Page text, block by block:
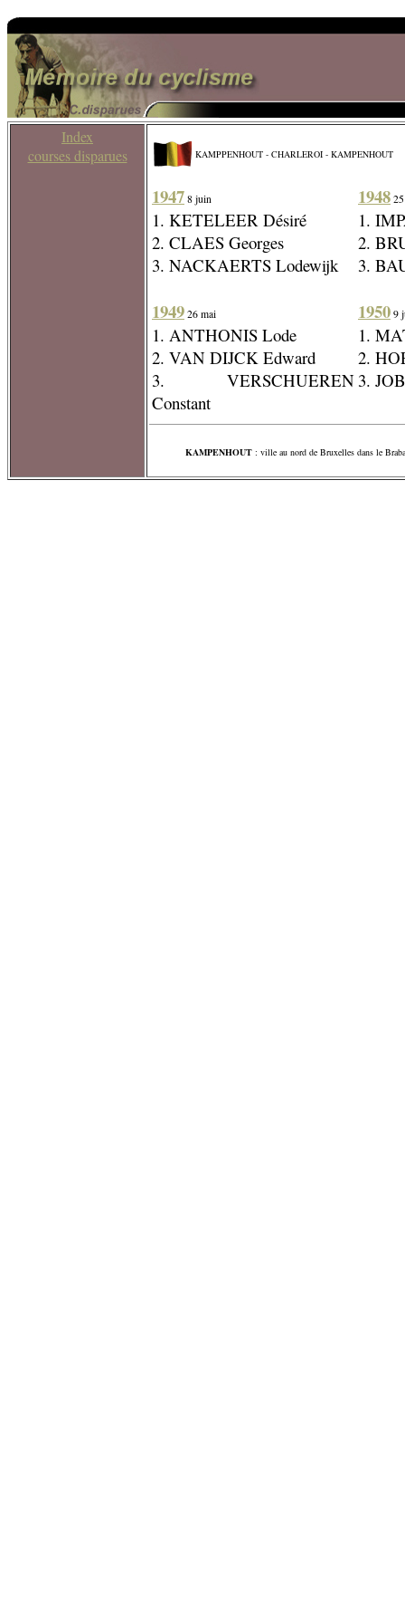
Index
courses disparues
KAMPPENHOUT - CHARLEROI - KAMPENHOUT
1947 8 juin
1. KETELEER Désiré
2. CLAES Georges
3. NACKAERTS Lodewijk
1949 26 mai
1. ANTHONIS Lode
2. VAN DIJCK Edward
3. VERSCHUEREN
Constant
1948
1.
2.
3.
1950 9
1.
2.
3.
KAMPENHOUT : ville au nord de Bruxelles dans le